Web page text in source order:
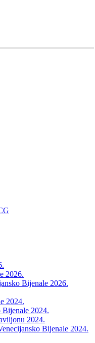
2026.
Bijenale 2026.
2024.
Bijenale 2024.
2024.
Bijenale 2024.